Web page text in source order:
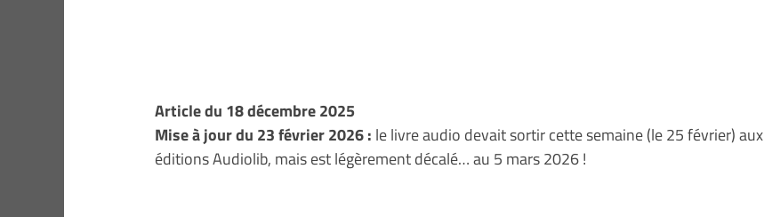
Article du 18 décembre 2025
Mise à jour du 23 février 2026 : le livre audio devait sortir cette semaine (le 25 février) aux
éditions Audiolib, mais est légèrement décalé… au 5 mars 2026 !